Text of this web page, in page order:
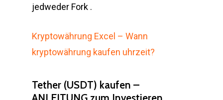
jedweder Fork .
Kryptowährung Excel – Wann
kryptowährung kaufen uhrzeit?
Tether (USDT) kaufen –